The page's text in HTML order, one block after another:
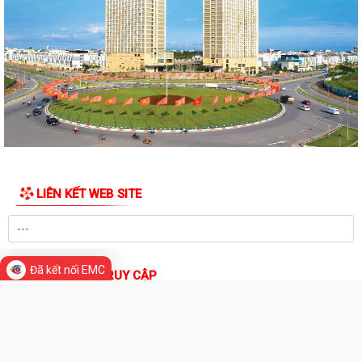
đường Lý Thái Tông kéo dài (đoạn...
Quyết định Về việc thu hồi đất để GPMB thực hiện Dự án: Mở rộng
đường Lý Thái Tông kéo dài (đoạn...
Quyết định Về việc thu hồi đất để GPMB thực hiện Dự án: Mở rộng
đường Lý Thái Tông kéo dài (đoạn...
Quyết định Về việc thu hồi đất để GPMB thực hiện Dự án: Mở rộng
Quyết định Về việc thu hồi đất để GPMB thực hiện Dự án: Mở rộng
đường Lý Thái Tông kéo dài (đoạn...
đường Lý Thái Tông kéo dài (đoạn từ...
LIÊN KẾT WEB SITE
THỐNG KÊ TRUY CẬP
Đã kết nối EMC